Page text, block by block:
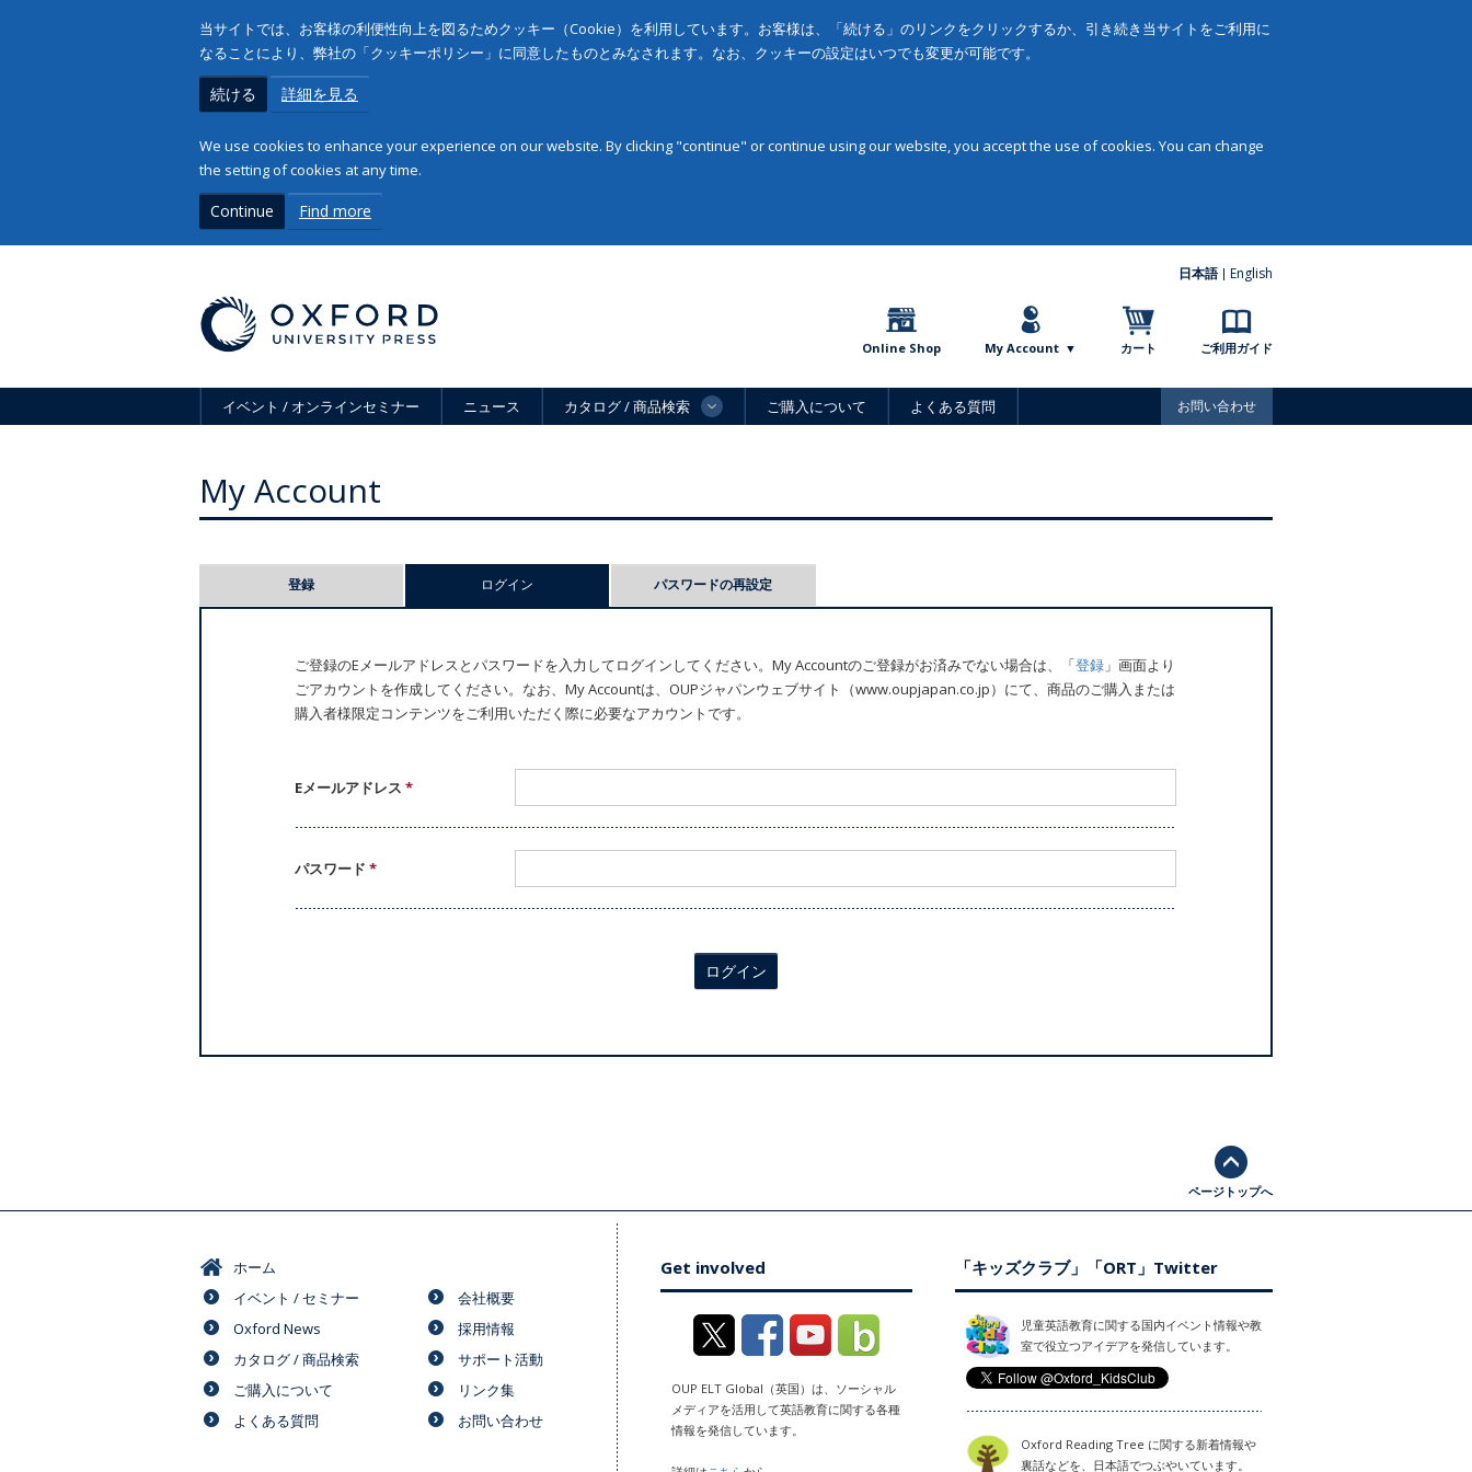
当サイトでは、お客様の利便性向上を図るためクッキー（Cookie）を利用しています。お客様は、「続ける」のリンクをクリックするか、引き続き当サイトをご利用に
なることにより、弊社の「クッキーポリシー」に同意したものとみなされます。なお、クッキーの設定はいつでも変更が可能です。
続ける 詳細を見る
We use cookies to enhance your experience on our website. By clicking "continue" or continue using our website, you accept the use of cookies. You can change
the setting of cookies at any time.
Continue Find more
日本語 English
Online Shop My Account カート ご利用ガイド
イベント / オンラインセミナー ニュース カタログ / 商品検索 ご購入について よくある質問 お問い合わせ
My Account
登録 ログイン パスワードの再設定
ご登録のEメールアドレスとパスワードを入力してログインしてください。My Accountのご登録がお済みでない場合は、「登録 」画面より
ごアカウントを作成してください。なお、My Accountは、OUPジャパンウェブサイト（www.oupjapan.co.jp）にて、商品のご購入または
購入者様限定コンテンツをご利用いただく際に必要なアカウントです。
Eメールアドレス*
パスワード*
ログイン
ページトップへ
ホーム
イベント / セミナー
Oxford News
カタログ / 商品検索
ご購入について
よくある質問
会社概要
採用情報
サポート活動
リンク集
お問い合わせ
Get involved
OUP ELT Global（英国）は、ソーシャル
メディアを活用して英語教育に関する各種
情報を発信しています。
「キッズクラブ」「ORT」Twitter
児童英語教育に関する国内イベント情報や教
室で役立つアイデアを発信しています。
Oxford Reading Tree に関する新着情報や
裏話などを、日本語でつぶやいています。